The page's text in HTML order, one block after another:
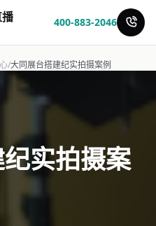
400-883-2046
/大同展台搭建纪实拍摄案例
实拍摄案